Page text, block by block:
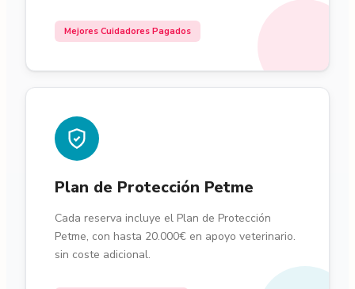
Mejores Cuidadores Pagados
Plan de Protección Petme
Cada reserva incluye el Plan de Protección
Petme, con hasta 20.000€ en apoyo veterinario.
sin coste adicional.